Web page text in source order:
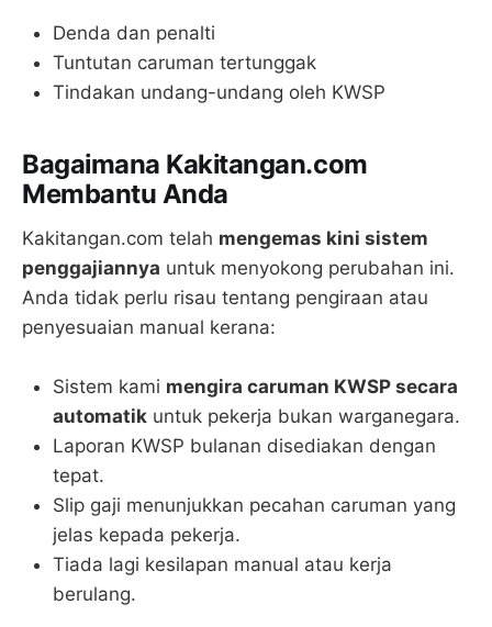
Denda dan penalti
Tuntutan caruman tertunggak
Tindakan undang-undang oleh KWSP
Bagaimana Kakitangan.com
Membantu Anda
Kakitangan.com telah mengemas kini sistem
penggajiannya untuk menyokong perubahan ini.
Anda tidak perlu risau tentang pengiraan atau
penyesuaian manual kerana:
Sistem kami mengira caruman KWSP secara
automatik untuk pekerja bukan warganegara.
Laporan KWSP bulanan disediakan dengan
tepat.
Slip gaji menunjukkan pecahan caruman yang
jelas kepada pekerja.
Tiada lagi kesilapan manual atau kerja
berulang.